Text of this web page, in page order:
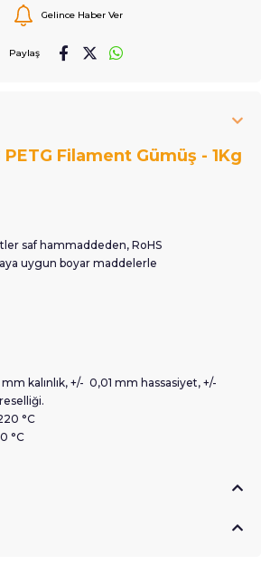
Gelince Haber Ver
Paylaş
PETG Filament Gümüş - 1Kg
saf hammaddeden, RoHS
uygun boyar maddelerle
mm kalınlık, +/- 0,01 mm hassasiyet, +/-
°C
°C